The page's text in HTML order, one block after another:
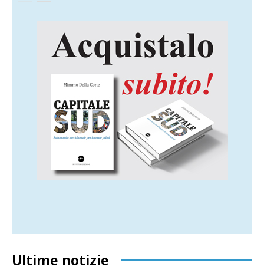
Ultime notizie